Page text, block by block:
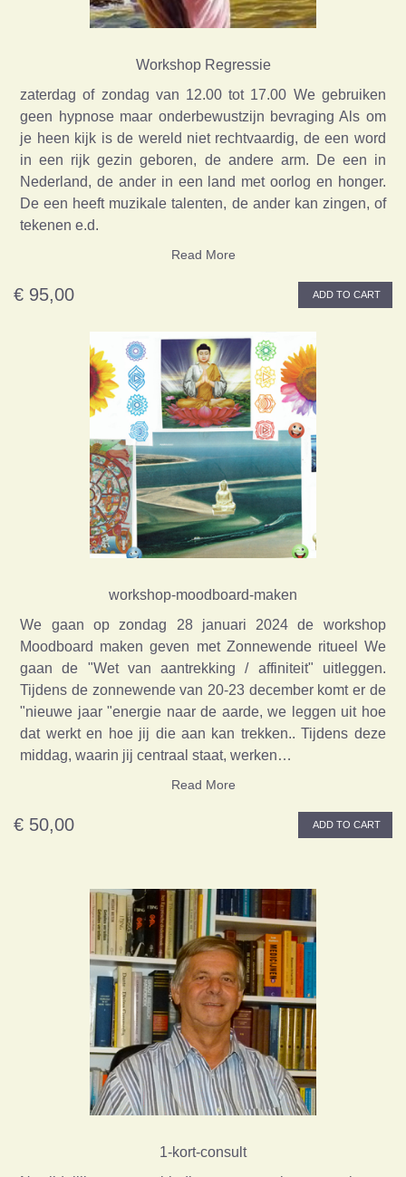
Workshop Regressie
zaterdag of zondag van 12.00 tot 17.00 We gebruiken
geen hypnose maar onderbewustzijn bevraging Als om
je heen kijk is de wereld niet rechtvaardig, de een word
in een rijk gezin geboren, de andere arm. De een in
Nederland, de ander in een land met oorlog en honger.
De een heeft muzikale talenten, de ander kan zingen, of
tekenen e.d.
Read More
€ 95,00 ADD TO CART
workshop-moodboard-maken
We gaan op zondag 28 januari 2024 de workshop
Moodboard maken geven met Zonnewende ritueel We
gaan de "Wet van aantrekking / affiniteit" uitleggen.
Tijdens de zonnewende van 20-23 december komt er de
"nieuwe jaar "energie naar de aarde, we leggen uit hoe
dat werkt en hoe jij die aan kan trekken.. Tijdens deze
middag, waarin jij centraal staat, werken…
Read More
€ 50,00 ADD TO CART
1-kort-consult